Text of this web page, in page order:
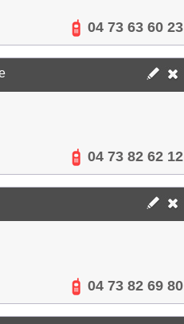
04 73 63 60 23
04 73 82 62 12
04 73 82 69 80